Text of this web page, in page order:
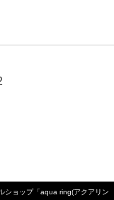
ショップ「aqua ring(アクアリン